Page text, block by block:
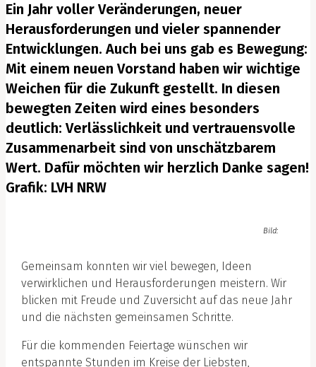
Ein Jahr voller Veränderungen, neuer
Herausforderungen und vieler spannender
Entwicklungen. Auch bei uns gab es Bewegung:
Mit einem neuen Vorstand haben wir wichtige
Weichen für die Zukunft gestellt. In diesen
bewegten Zeiten wird eines besonders
deutlich: Verlässlichkeit und vertrauensvolle
Zusammenarbeit sind von unschätzbarem
Wert. Dafür möchten wir herzlich Danke sagen!
Grafik: LVH NRW
Bild:
Gemeinsam konnten wir viel bewegen, Ideen
verwirklichen und Herausforderungen meistern. Wir
blicken mit Freude und Zuversicht auf das neue Jahr
und die nächsten gemeinsamen Schritte.
Für die kommenden Feiertage wünschen wir
entspannte Stunden im Kreise der Liebsten,